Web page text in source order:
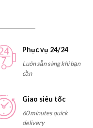
Phục vụ 24/24
Luôn sẵn sàng khi bạn
cần
Giao siêu tốc
60 minutes quick
delivery